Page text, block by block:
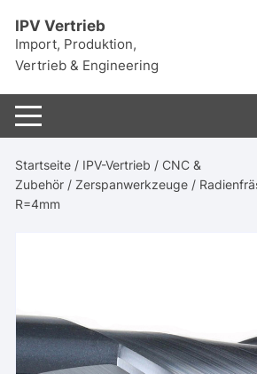
Inhalt
springen
IPV Vertrieb
Import, Produktion,
Vertrieb & Engineering
Startseite / IPV-Vertrieb / CNC &
Zubehör /Zerspanwerkzeuge /
R=4mm